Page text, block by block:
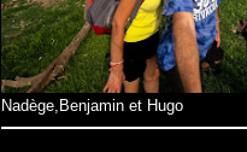
Nadège,Benjamin et Hugo